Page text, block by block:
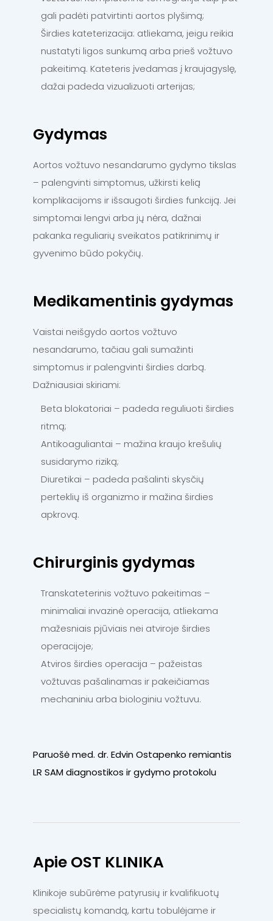
gali padėti patvirtinti aortos plyšimą;
Širdies kateterizacija: atliekama, jeigu reikia
nustatyti ligos sunkumą arba prieš vožtuvo
pakeitimą. Kateteris įvedamas į kraujagyslę,
dažai padeda vizualizuoti arterijas;
Gydymas
Aortos vožtuvo nesandarumo gydymo tikslas
– palengvinti simptomus, užkirsti kelią
komplikacijoms ir išsaugoti širdies funkciją. Jei
simptomai lengvi arba jų nėra, dažnai
pakanka reguliarių sveikatos patikrinimų ir
gyvenimo būdo pokyčių.
Medikamentinis gydymas
Vaistai neišgydo aortos vožtuvo
nesandarumo, tačiau gali sumažinti
simptomus ir palengvinti širdies darbą.
Dažniausiai skiriami:
Beta blokatoriai – padeda reguliuoti širdies
ritmą;
Antikoaguliantai – mažina kraujo krešulių
susidarymo riziką;
Diuretikai – padeda pašalinti skysčių
perteklių iš organizmo ir mažina širdies
apkrovą.
Chirurginis gydymas
Transkateterinis vožtuvo pakeitimas –
minimaliai invazinė operacija, atliekama
mažesniais pjūviais nei atviroje širdies
operacijoje;
Atviros širdies operacija – pažeistas
vožtuvas pašalinamas ir pakeičiamas
mechaniniu arba biologiniu vožtuvu.
Paruošė med. dr. Edvin Ostapenko remiantis
LR SAM diagnostikos ir gydymo protokolu
Apie OST KLINIKA
Klinikoje subūrėme patyrusių ir kvalifikuotų
specialistų komandą, kartu tobulėjame ir